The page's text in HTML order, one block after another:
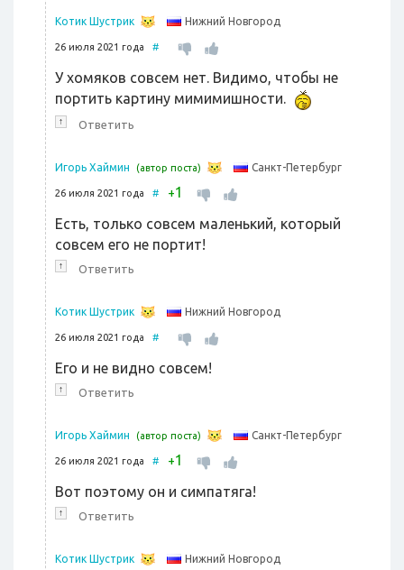
Котик Шустрик Нижний Новгород
26 июля 2021 года #
У хомяков совсем нет. Видимо, чтобы не
портить картину мимимишности.
↑ Ответить
Игорь Хаймин (автор поста) Санкт-Петербург
26 июля 2021 года # +1
Есть, только совсем маленький, который
совсем его не портит!
↑ Ответить
Котик Шустрик Нижний Новгород
26 июля 2021 года #
Его и не видно совсем!
↑ Ответить
Игорь Хаймин (автор поста) Санкт-Петербург
26 июля 2021 года # +1
Вот поэтому он и симпатяга!
↑ Ответить
Котик Шустрик Нижний Новгород